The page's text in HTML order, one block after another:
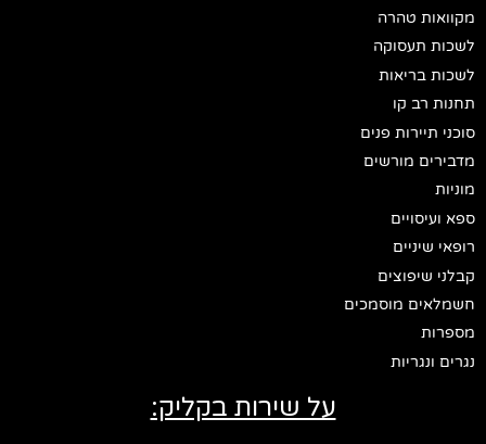
מקוואות טהרה
לשכות תעסוקה
לשכות בריאות
תחנות רב קו
סוכני תיירות פנים
מדבירים מורשים
מוניות
ספא ועיסויים
רופאי שיניים
קבלני שיפוצים
חשמלאים מוסמכים
מספרות
נגרים ונגריות
על שירות בקליק: